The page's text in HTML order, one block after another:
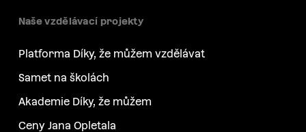
Naše vzdělávací projekty
Platforma Díky, že můžem vzdělávat
Samet na školách
Akademie Díky, že můžem
Ceny Jana Opletala